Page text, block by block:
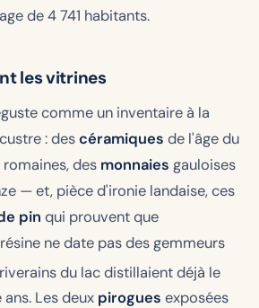
de 4 741 habitants.
les vitrines
comme un inventaire à la
: descéramiques de l'âge du
romaines, des monnaies gauloises
— et, pièce d'ironie landaise, ces
pin qui prouvent que
ne date pas des gemmeurs
du lac distillaient déjà le
Les deux pirogues exposées